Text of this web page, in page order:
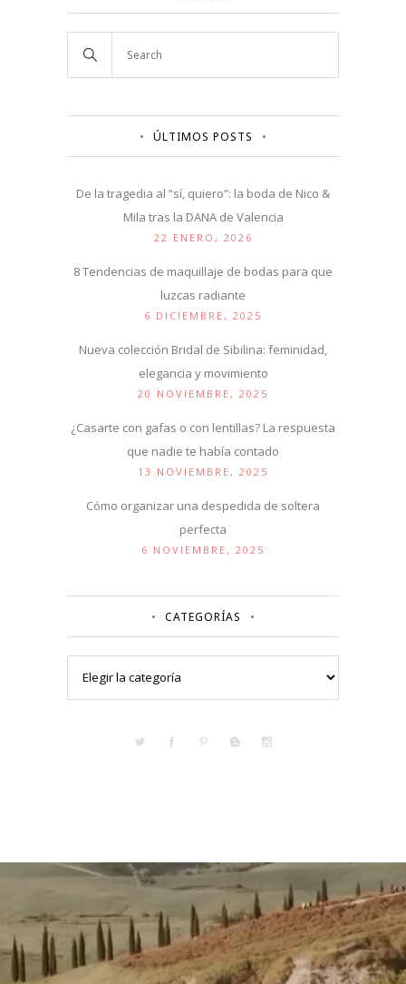
ÚLTIMOS POSTS
De la tragedia al “sí, quiero”: la boda de Nico &
Mila tras la DANA de Valencia
22 ENERO, 2026
8 Tendencias de maquillaje de bodas para que
luzcas radiante
6 DICIEMBRE, 2025
Nueva colección Bridal de Sibilina: feminidad,
elegancia y movimiento
20 NOVIEMBRE, 2025
¿Casarte con gafas o con lentillas? La respuesta
que nadie te había contado
13 NOVIEMBRE, 2025
Cómo organizar una despedida de soltera
perfecta
6 NOVIEMBRE, 2025
CATEGORÍAS